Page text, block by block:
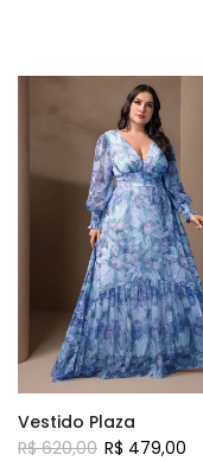
Vestido Plaza
R$ 620,00 R$ 479,00